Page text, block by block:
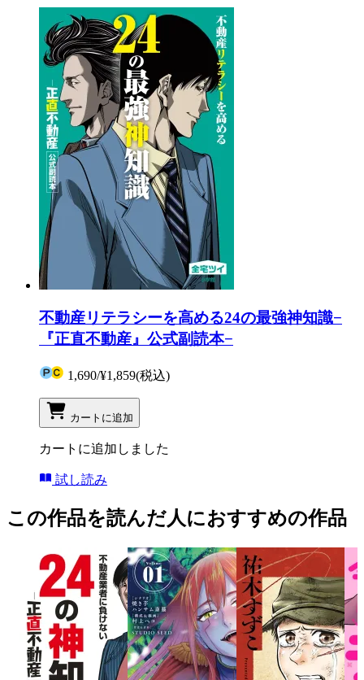
不動産リテラシーを高める24の最強神知識−
『正直不動産』公式副読本−
1,690/¥1,859(税込)
カートに追加
カートに追加しました
試し読み
この作品を読んだ人におすすめの作品